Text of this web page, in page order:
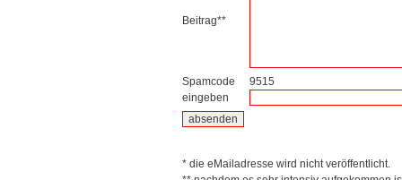
Beitrag**
Spamcode
eingeben
9515
* die eMailadresse wird nicht veröffentlicht.